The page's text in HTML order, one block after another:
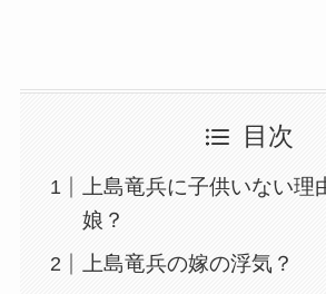
目次
上島竜兵に子供いない理
娘？
上島竜兵の嫁の浮気？